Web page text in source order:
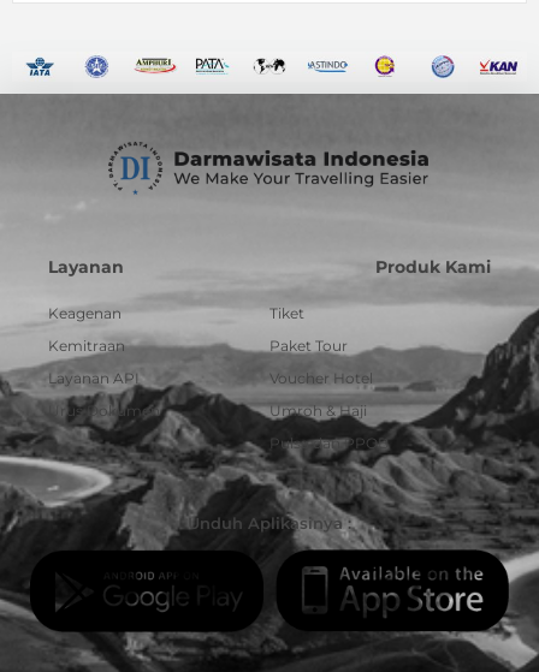
Layanan
Keagenan
Kemitraan
Layanan API
Urus Dokumen
Produk Kami
Tiket
Paket Tour
Voucher Hotel
Umroh & Haji
Pulsa dan PPOB
Unduh Aplikasinya :